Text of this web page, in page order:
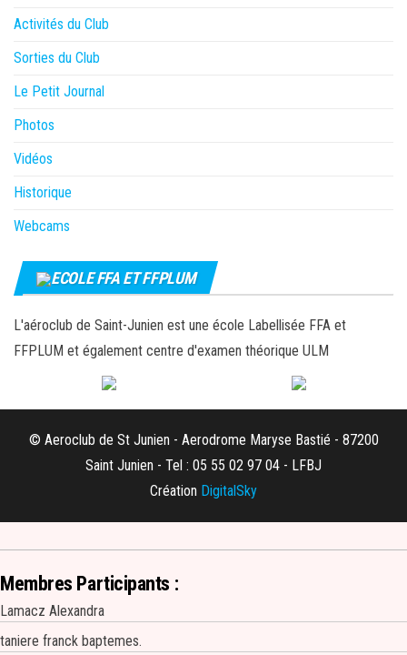
Activités du Club
Sorties du Club
Le Petit Journal
Photos
Vidéos
Historique
Webcams
ECOLE FFA ET FFPLUM
L'aéroclub de Saint-Junien est une école Labellisée FFA et
FFPLUM et également centre d'examen théorique ULM
© Aeroclub de St Junien - Aerodrome Maryse Bastié - 87200
Saint Junien - Tel : 05 55 02 97 04 - LFBJ
Création DigitalSky
Membres Participants :
Lamacz Alexandra
taniere franck baptemes.